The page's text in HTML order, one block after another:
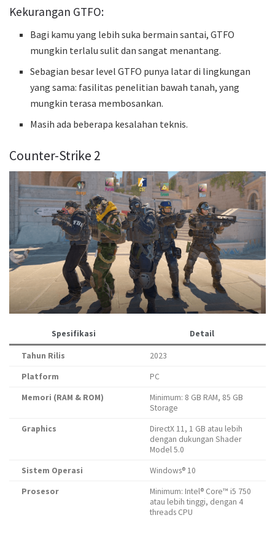
Kekurangan GTFO:
Bagi kamu yang lebih suka bermain santai, GTFO
mungkin terlalu sulit dan sangat menantang.
Sebagian besar level GTFO punya latar di lingkungan
yang sama: fasilitas penelitian bawah tanah, yang
mungkin terasa membosankan.
Masih ada beberapa kesalahan teknis.
Counter-Strike 2
Spesifikasi Detail
Tahun Rilis
2023
Platform
PC
Memori (RAM & ROM)
Minimum: 8 GB RAM, 85 GB
Storage
Graphics
DirectX 11, 1 GB atau lebih
dengan dukungan Shader
Model 5.0
Sistem Operasi
Windows® 10
Prosesor
Minimum: Intel® Core™ i5 750
atau lebih tinggi, dengan 4
threads CPU